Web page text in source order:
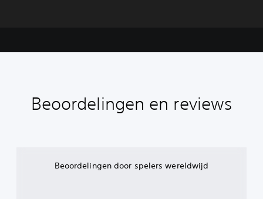
Beoordelingen en reviews
Beoordelingen door spelers wereldwijd